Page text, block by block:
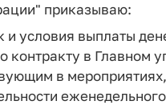
приказываю:
и условия выплаты
контракту в Главном
в